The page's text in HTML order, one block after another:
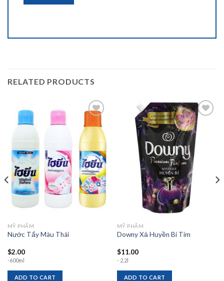
RELATED PRODUCTS
Add to
MỸ PHẨM
Nước Tẩy Màu Thái
$2.00
-600ml
ADD TO CART
Add to
wishlist
MỸ PHẨM
Downy Xả Huyền Bí Tím
$11.00
- 2,2l
ADD TO CART